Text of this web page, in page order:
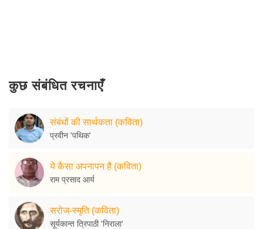
कुछ संबंधित रचनाएँ
संबंधों की सार्थकता (कविता)
प्रवीन 'पथिक'
ये कैसा अपनापन है (कविता)
राम प्रसाद आर्य
सरोज-स्मृति (कविता)
सूर्यकान्त त्रिपाठी 'निराला'